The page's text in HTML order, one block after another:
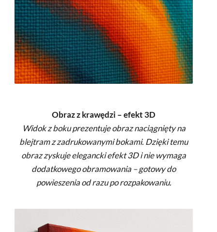
Obraz z krawędzi – efekt 3D
Widok z boku prezentuje obraz naciągnięty na
blejtram z zadrukowanymi bokami. Dzięki temu
obraz zyskuje elegancki efekt 3D i nie wymaga
dodatkowego obramowania – gotowy do
powieszenia od razu po rozpakowaniu.